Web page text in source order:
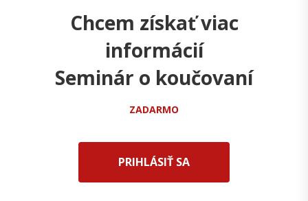
Chcem získať viac
informácií
Seminár o koučovaní
ZADARMO
PRIHLÁSIŤ SA